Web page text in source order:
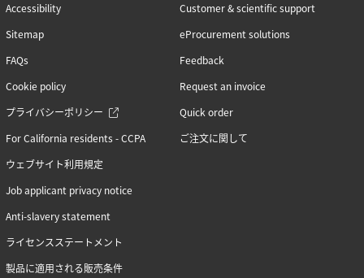
Accessibility
Sitemap
FAQs
Cookie policy
プライバシーポリシー
For California residents - CCPA
ウェブサイト利用規定
Job applicant privacy notice
Anti-slavery statement
ライセンスステートメント
製品に適用される販売条件
Customer & scientific support
eProcurement solutions
Feedback
Request an invoice
Quick order
ご注文に関して